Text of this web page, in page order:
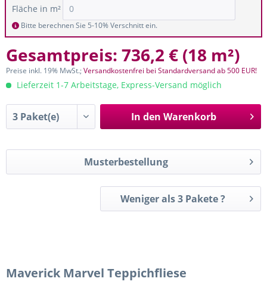
Fläche in m²
Bitte berechnen Sie 5-10% Verschnitt ein.
Gesamtpreis: 736,2 € (18 m²)
Preise inkl. 19% MwSt.;Versandkostenfrei bei Standardversand ab 500 EUR!
Lieferzeit 1-7 Arbeitstage, Express-Versand möglich
In den Warenkorb
Musterbestellung
Weniger als 3 Pakete ?
Maverick Marvel Teppichfliese